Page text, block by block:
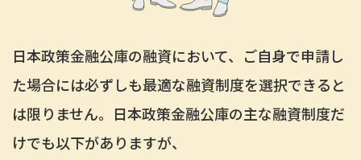
日本政策金融公庫の融資において、ご自身で申請し
た場合には必ずしも最適な融資制度を選択できると
は限りません。日本政策金融公庫の主な融資制度だ
けでも以下がありますが、